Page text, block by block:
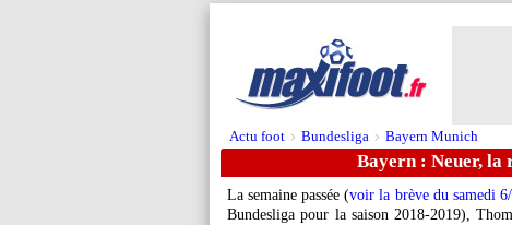
Actu foot > Bundesliga > Bayern Munich
Bayern : Neuer, la
La semaine passée (voir la brève du samedi
Bundesliga pour la saison 2018-2019),